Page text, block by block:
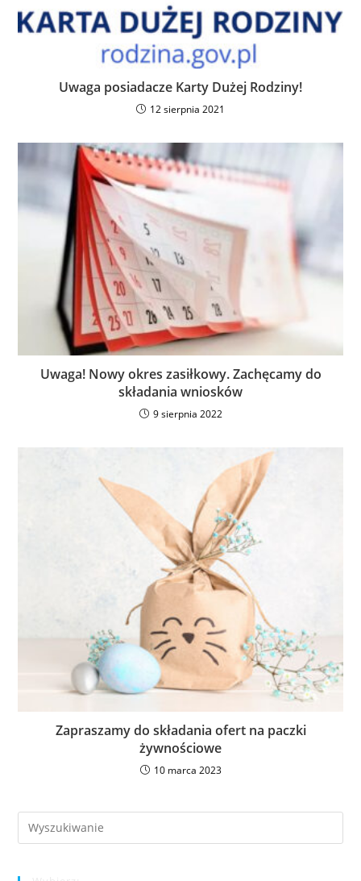
Uwaga posiadacze Karty Dużej Rodziny!
12 sierpnia 2021
Uwaga! Nowy okres zasiłkowy. Zachęcamy do
składania wniosków
9 sierpnia 2022
Zapraszamy do składania ofert na paczki
żywnościowe
10 marca 2023